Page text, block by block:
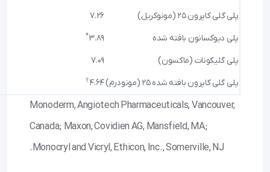
پلی گلی کاپرون ۲۵ (مونوکریل)
7.26
پلی دیوکسانون بافته شده
3.89
*
پلی گلیکونات (ماکسون)
7.09
پلی گلی کاپرون بافته شده ۲۵ (مونودرم)
4.64
†
Monoderm, Angiotech Pharmaceuticals, Vancouver,
Canada; Maxon, Covidien AG, Mansfield, MA;
Monocryl and Vicryl, Ethicon, Inc., Somerville, NJ.